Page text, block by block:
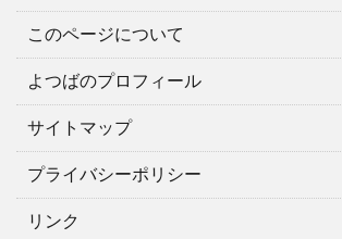
このページについて
よつばのプロフィール
サイトマップ
プライバシーポリシー
リンク